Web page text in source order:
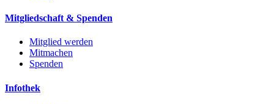
Mitgliedschaft & Spenden
Mitglied werden
Mitmachen
Spenden
Infothek